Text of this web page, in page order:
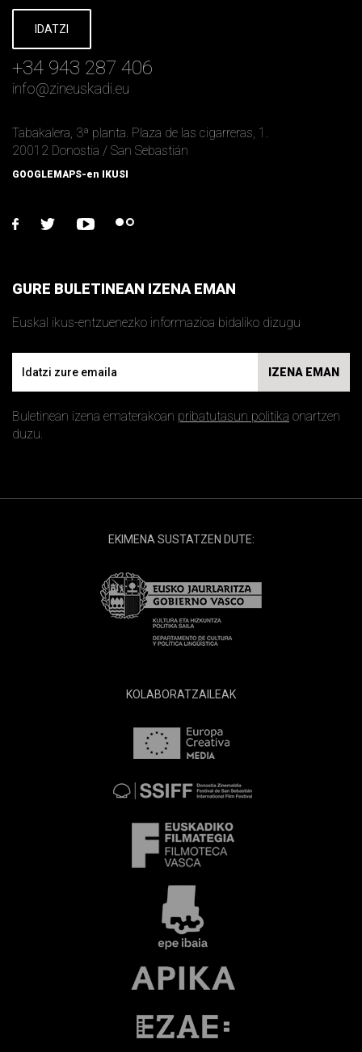
IDATZI
+34 943 287 406
info@zineuskadi.eu
Tabakalera, 3ª planta. Plaza de las cigarreras, 1.
20012 Donostia / San Sebastián
GOOGLEMAPS-en IKUSI
facebook
twitter youtubeflickr
GURE BULETINEAN IZENA EMAN
Euskal ikus-entzuenezko informazioa bidaliko dizugu
IZENA EMAN
Buletinean izena ematerakoan pribatutasun politika onartzen
duzu.
EKIMENA SUSTATZEN DUTE:
KOLABORATZAILEAK